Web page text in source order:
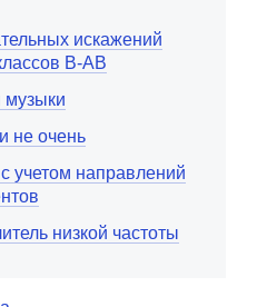
искажений
В-АВ
музыки
не очень
учетом направлений
низкой частоты